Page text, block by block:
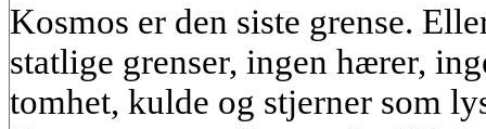
Kosmos er den siste grense.
statlige grenser, ingen hærer,
tomhet, kulde og stjerner som